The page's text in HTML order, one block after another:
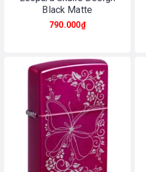
Black Matte
790.000₫